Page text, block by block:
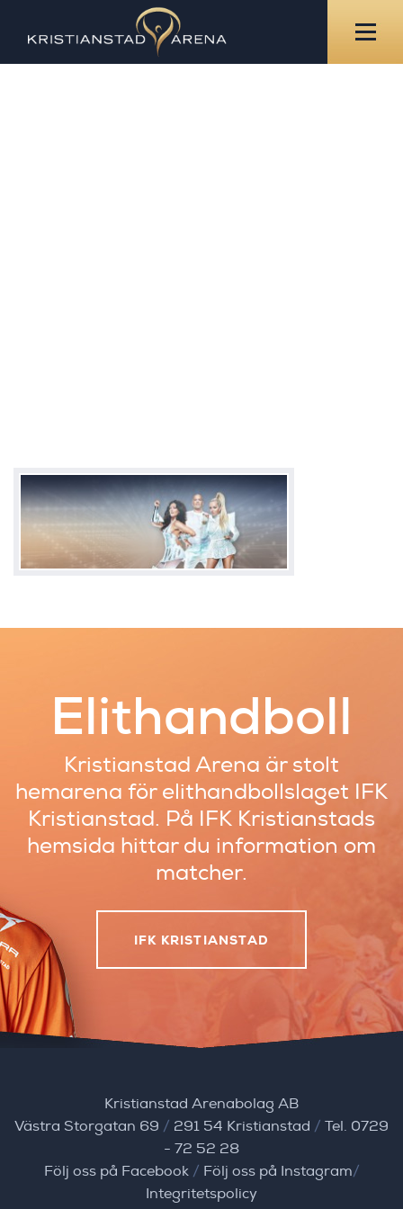
Elithandboll
Kristianstad Arena är stolt
hemarena för elithandbollslaget IFK
Kristianstad. På IFK Kristianstads
hemsida hittar du information om
matcher.
IFK KRISTIANSTAD
Kristianstad Arenabolag AB
Västra Storgatan 69 / 291 54 Kristianstad / Tel. 0729
- 72 52 28
Följ oss på Facebook / Följ oss på Instagram/
Integritetspolicy